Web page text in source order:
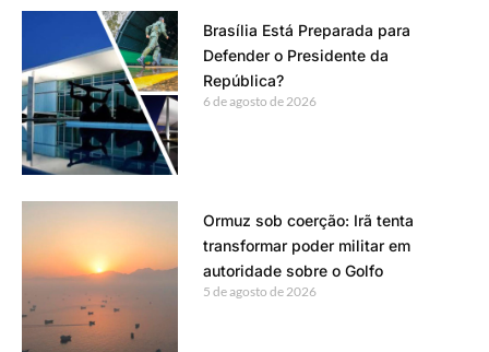
Brasília Está Preparada para
Defender o Presidente da
República?
6 de agosto de 2026
Ormuz sob coerção: Irã tenta
transformar poder militar em
autoridade sobre o Golfo
5 de agosto de 2026